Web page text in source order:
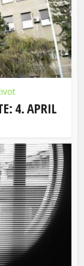
4. APRIL